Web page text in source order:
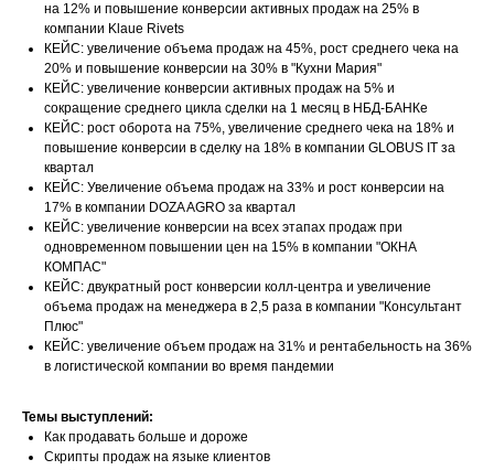
на 12% и повышение конверсии активных продаж на 25% в
компании Klaue Rivets
КЕЙС: увеличение объема продаж на 45%, рост среднего чека на
20% и повышение конверсии на 30% в "Кухни Мария"
КЕЙС: увеличение конверсии активных продаж на 5% и
сокращение среднего цикла сделки на 1 месяц в НБД-БАНКе
КЕЙС: рост оборота на 75%, увеличение среднего чека на 18% и
повышение конверсии в сделку на 18% в компании GLOBUS IT за
квартал
КЕЙС: Увеличение объема продаж на 33% и рост конверсии на
17% в компании DOZA AGRO за квартал
КЕЙС: увеличение конверсии на всех этапах продаж при
одновременном повышении цен на 15% в компании "ОКНА
КОМПАС"
КЕЙС: двукратный рост конверсии колл-центра и увеличение
объема продаж на менеджера в 2,5 раза в компании "Консультант
Плюс"
КЕЙС: увеличение объем продаж на 31% и рентабельность на 36%
в логистической компании во время пандемии
Темы выступлений:
Как продавать больше и дороже
Скрипты продаж на языке клиентов